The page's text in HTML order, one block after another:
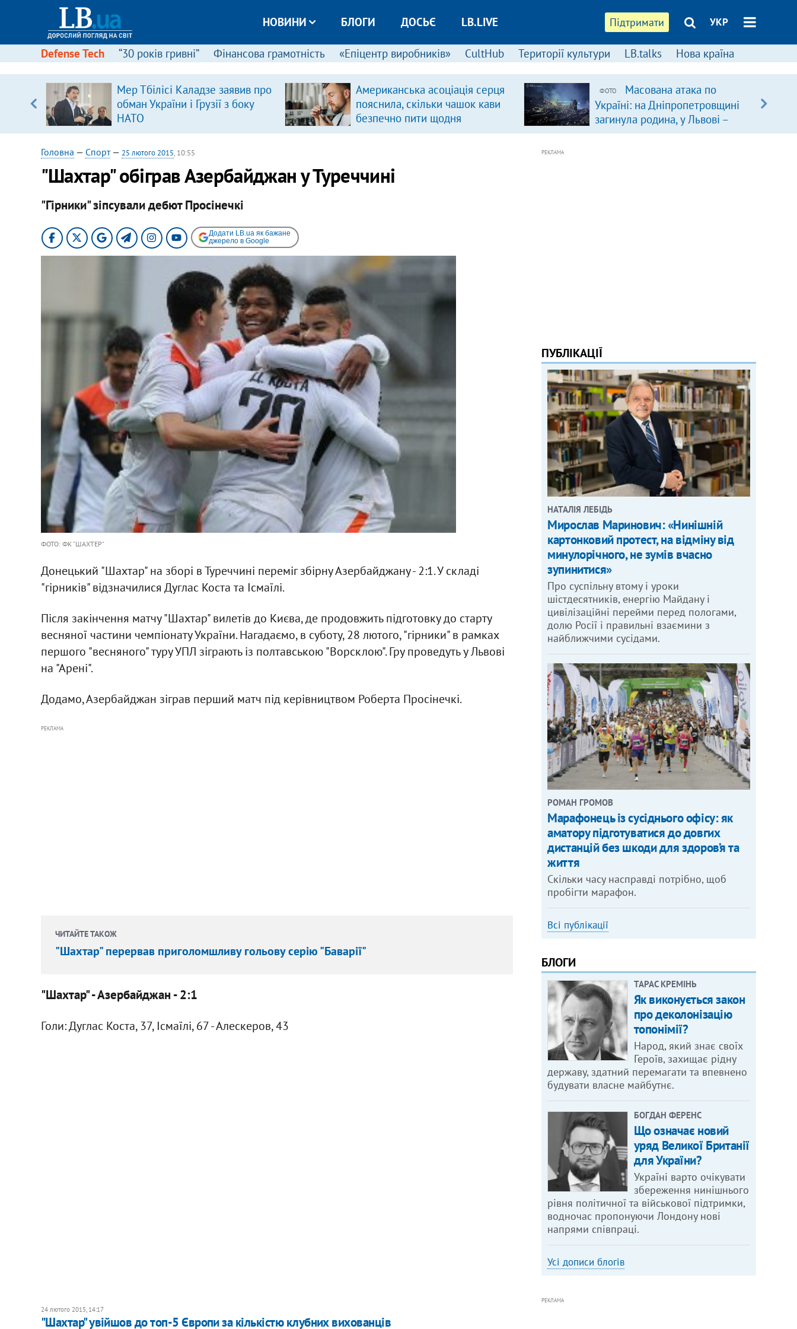
Підтримати УКР
НОВИНИ БЛОГИ ДОСЬЄ LB.LIVE
Defense Tech “30 років гривні” Фінансова грамотність «Епіцентр виробників» CultHub Території культури LB.talks Нова країна
Мер Тбілісі Каладзе заявив про
обман України і Грузії з боку
НАТО
Американська асоціація серця
пояснила, скільки чашок кави
безпечно пити щодня
ФОТО
Масована атака по
Україні: на Дніпропетровщині
загинула родина, у Львові –
удар по багатоповерхівках
Головна — Спорт— 25 лютого 2015, 10:55
"Шахтар" обіграв Азербайджан у Туреччині
"Гірники" зіпсували дебют Просінечкі
Додати LB.ua як бажане
джерело в Google
ФОТО: ФК "ШАХТЕР"
Донецький "Шахтар" на зборі в Туреччині переміг збірну Азербайджану - 2:1. У складі
"гірників" відзначилися Дуглас Коста та Ісмаїлі.
Після закінчення матчу "Шахтар" вилетів до Києва, де продовжить підготовку до старту
весняної частини чемпіонату України. Нагадаємо, в суботу, 28 лютого, "гірники" в рамках
першого "весняного" туру УПЛ зіграють із полтавською "Ворсклою". Гру проведуть у Львові
на "Арені".
Додамо, Азербайджан зіграв перший матч під керівництвом Роберта Просінечкі.
РЕКЛАМА
ЧИТАЙТЕ ТАКОЖ
"Шахтар" перервав приголомшливу гольову серію "Баварії"
"Шахтар" - Азербайджан - 2:1
Голи: Дуглас Коста, 37, Ісмаїлі, 67 - Алескеров, 43
24 лютого 2015, 14:17
"Шахтар" увійшов до топ-5 Європи за кількістю клубних вихованців
РЕКЛАМА
ПУБЛІКАЦІЇ
НАТАЛІЯ ЛЕБІДЬ
Мирослав Маринович: «Нинішній
картонковий протест, на відміну від
минулорічного, не зумів вчасно
зупинитися»
Про суспільну втому і уроки
шістдесятників, енергію Майдану і
цивілізаційні перейми перед пологами,
долю Росії і правильні взаємини з
найближчими сусідами.
РОМАН ГРОМОВ
Марафонець із сусіднього офісу: як
аматору підготуватися до довгих
дистанцій без шкоди для здоров’я та
життя
Скільки часу насправді потрібно, щоб
пробігти марафон.
Всі публікації
БЛОГИ
ТАРАС КРЕМІНЬ
Як виконується закон
про деколонізацію
топонімії?
Народ, який знає своїх
Героїв, захищає рідну
державу, здатний перемагати та впевнено
будувати власне майбутнє.
БОГДАН ФЕРЕНС
Що означає новий
уряд Великої Британії
для України?
Україні варто очікувати
збереження нинішнього
рівня політичної та військової підтримки,
водночас пропонуючи Лондону нові
напрями співпраці.
Усі дописи блогів
РЕКЛАМА